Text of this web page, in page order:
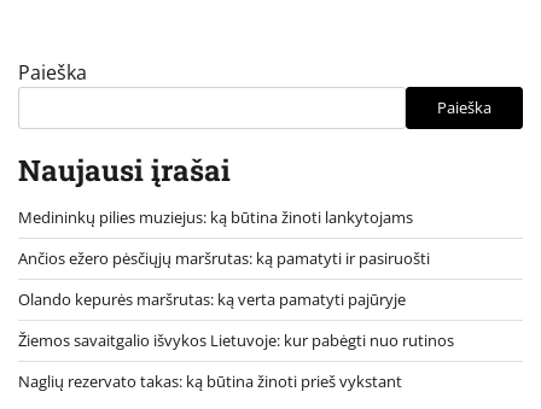
Paieška
Paieška
Naujausi įrašai
Medininkų pilies muziejus: ką būtina žinoti lankytojams
Ančios ežero pėsčiųjų maršrutas: ką pamatyti ir pasiruošti
Olando kepurės maršrutas: ką verta pamatyti pajūryje
Žiemos savaitgalio išvykos Lietuvoje: kur pabėgti nuo rutinos
Naglių rezervato takas: ką būtina žinoti prieš vykstant